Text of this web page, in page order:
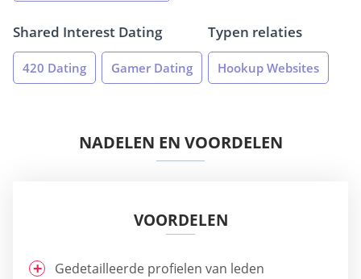
Shared Interest Dating
420 Dating Gamer Dating
Typen relaties
Hookup Websites
NADELEN EN VOORDELEN
VOORDELEN
Gedetailleerde profielen van leden